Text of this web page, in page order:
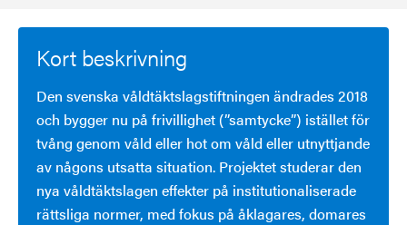
Kort beskrivning
Den svenska våldtäktslagstiftningen ändrades 2018
och bygger nu på frivillighet (”samtycke”) istället för
tvång genom våld eller hot om våld eller utnyttjande
av någons utsatta situation. Projektet studerar den
nya våldtäktslagen effekter på institutionaliserade
rättsliga normer, med fokus på åklagares, domares